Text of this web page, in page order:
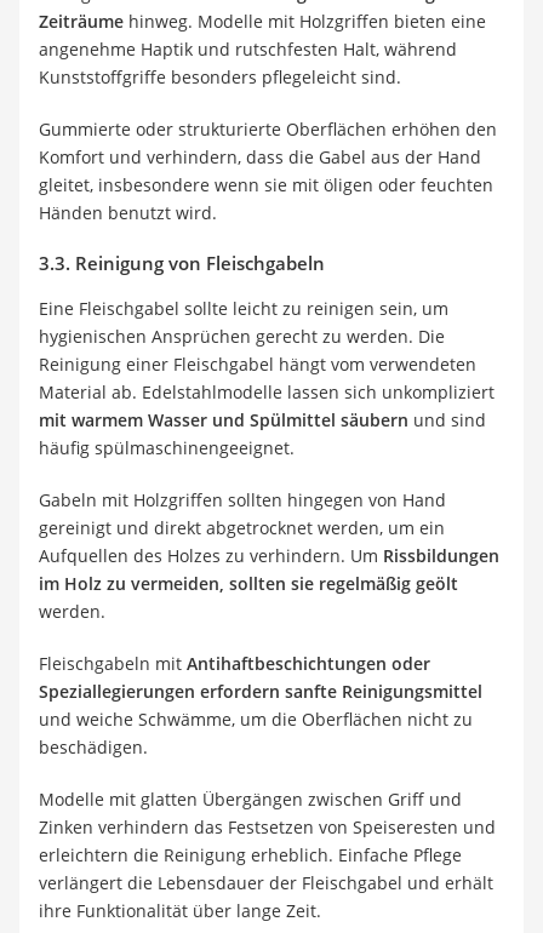
Zeiträume hinweg. Modelle mit Holzgriffen bieten eine
angenehme Haptik und rutschfesten Halt, während
Kunststoffgriffe besonders pflegeleicht sind.
Gummierte oder strukturierte Oberflächen erhöhen den
Komfort und verhindern, dass die Gabel aus der Hand
gleitet, insbesondere wenn sie mit öligen oder feuchten
Händen benutzt wird.
3.3. Reinigung von Fleischgabeln
Eine Fleischgabel sollte leicht zu reinigen sein, um
hygienischen Ansprüchen gerecht zu werden. Die
Reinigung einer Fleischgabel hängt vom verwendeten
Material ab. Edelstahlmodelle lassen sich unkompliziert
mit warmem Wasser und Spülmittel säubern und sind
häufig spülmaschinengeeignet.
Gabeln mit Holzgriffen sollten hingegen von Hand
gereinigt und direkt abgetrocknet werden, um ein
Aufquellen des Holzes zu verhindern. Um Rissbildungen
im Holz zu vermeiden, sollten sie regelmäßig geölt
werden.
Fleischgabeln mit Antihaftbeschichtungen oder
Speziallegierungen erfordern sanfte Reinigungsmittel
und weiche Schwämme, um die Oberflächen nicht zu
beschädigen.
Modelle mit glatten Übergängen zwischen Griff und
Zinken verhindern das Festsetzen von Speiseresten und
erleichtern die Reinigung erheblich. Einfache Pflege
verlängert die Lebensdauer der Fleischgabel und erhält
ihre Funktionalität über lange Zeit.